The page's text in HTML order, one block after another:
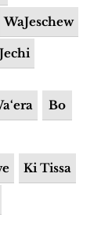
WaJeschew
Bo
Ki Tissa